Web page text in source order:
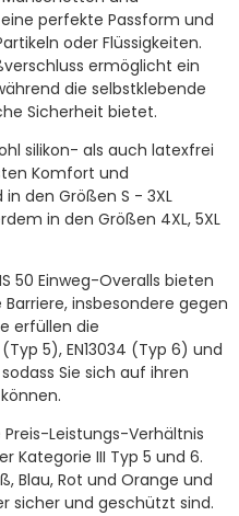
perfekte Passform und
oder Flüssigkeiten.
ermöglicht ein
die selbstklebende
Sicherheit bietet.
silikon- als auch latexfrei
Komfort und
den Größen S - 3XL
in den Größen 4XL, 5XL
50 Einweg-Overalls bieten
insbesondere gegen
erfüllen die
5), EN13034 (Typ 6) und
Sie sich auf ihren
Leistungs-Verhältnis
Kategorie III Typ 5 und 6.
Blau, Rot und Orange und
sicher und geschützt sind.